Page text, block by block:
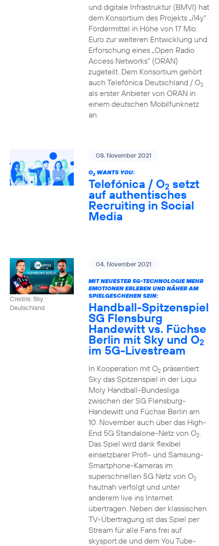
und digitale Infrastruktur (BMVI) hat
dem Konsortium des Projekts „i14y“
Fördermittel in Höhe von 17 Mio.
Euro zur weiteren Entwicklung und
Erforschung eines „Open Radio
Access Networks“ (ORAN)
zugeteilt. Dem Konsortium gehört
auch Telefónica Deutschland / O2
als erster Anbieter von ORAN in
einem deutschen Mobilfunknetz
an.
08. November 2021
O2WANTS YOU:
Telefónica / O2 setzt
auf authentisches
Recruiting in Social
Media
Credits: Sky
Deutschland
04. November 2021
MIT NEUESTER 5G-TECHNOLOGIE MEHR
EMOTIONEN ERLEBEN UND NÄHER AM
SPIELGESCHEHEN SEIN:
Handball-Spitzenspiel
SG Flensburg
Handewitt vs. Füchse
Berlin mit Sky und O2
im 5G-Livestream
In Kooperation mit O2präsentiert
Sky das Spitzenspiel in der Liqui
Moly Handball-Bundesliga
zwischen der SG Flensburg-
Handewitt und Füchse Berlin am
10. November auch über das High-
End 5G Standalone-Netz von O2.
Das Spiel wird dank flexibel
einsetzbarer Profi- und Samsung-
Smartphone-Kameras im
superschnellen 5G Netz von O2
hautnah verfolgt und unter
anderem live ins Internet
übertragen. Neben der klassischen
TV-Übertragung ist das Spiel per
Stream für alle Fans frei auf
skysport.de und dem You Tube-